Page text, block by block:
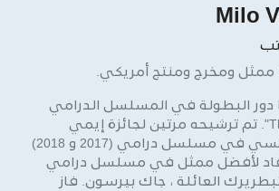
Milo
ممثل ومخرج ومنتج أمريكي.
دور البطولة في المسلسل الدرامي
الشهير "This is Us". تم ترشيحه مرتين لجائزة إيمي
لأفضل ممثل رئيسي في مسلسل درامي (2017 و 2018)
لأفضل ممثل في مسلسل درامي
لبطريرك العائلة ، جاك بيرسون. فاز